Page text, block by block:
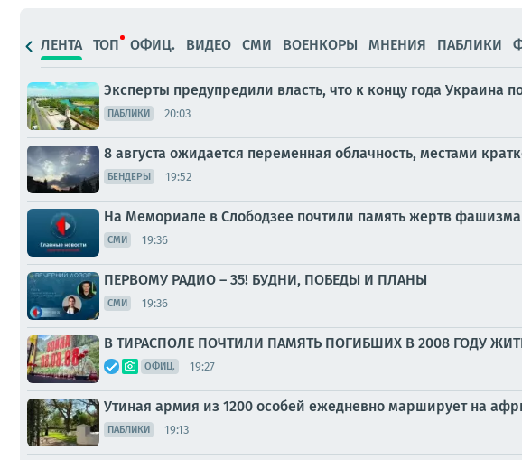
ЛЕНТА ТОП ОФИЦ. ВИДЕО СМИ ВОЕНКОРЫ МНЕНИЯ ПАБЛИКИ
Эксперты предупредили власть, что к концу года Украина
ПАБЛИКИ 20:03
8 августа ожидается переменная облачность, местами
БЕНДЕРЫ 19:52
На Мемориале в Слободзее почтили память жертв фашизма
СМИ 19:36
ПЕРВОМУ РАДИО – 35! БУДНИ, ПОБЕДЫ И ПЛАНЫ
СМИ 19:36
В ТИРАСПОЛЕ ПОЧТИЛИ ПАМЯТЬ ПОГИБШИХ В 2008 ГОДУ
ОФИЦ. 19:27
Утиная армия из 1200 особей ежедневно марширует на
ПАБЛИКИ 19:13